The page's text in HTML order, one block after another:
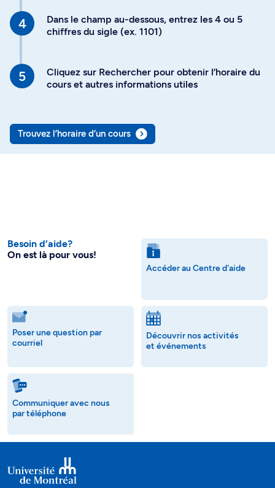
Dans le champ au-dessous, entrez les 4 ou 5
chiffres du sigle (ex. 1101)
Cliquez sur Rechercher pour obtenir l’horaire du
cours et autres informations utiles
Trouvez l’horaire d’un cours
Besoin d’aide?
On est là pour vous!
Accéder au Centre d'aide
Poser une question par
courriel
Découvrir nos activités
et événements
Communiquer avec nous
par téléphone